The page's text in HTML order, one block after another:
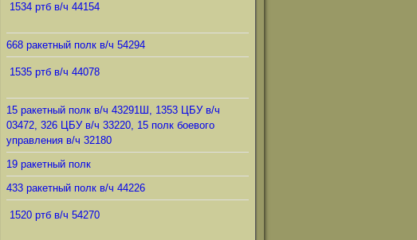
1534 ртб в/ч 44154
668 ракетный полк в/ч 54294
1535 ртб в/ч 44078
15 ракетный полк в/ч 43291Ш, 1353 ЦБУ в/ч
03472, 326 ЦБУ в/ч 33220, 15 полк боевого
управления в/ч 32180
19 ракетный полк
433 ракетный полк в/ч 44226
1520 ртб в/ч 54270